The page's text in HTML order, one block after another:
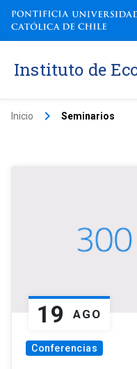
Instituto de
Inicio keyboard_arrow_right Seminarios
19 AGO
Conferencias